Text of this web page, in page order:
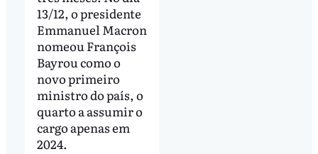
13/12, o presidente
Emmanuel Macron
nomeou François
Bayrou como o
novo primeiro
ministro do país, o
quarto a assumir o
cargo apenas em
2024.